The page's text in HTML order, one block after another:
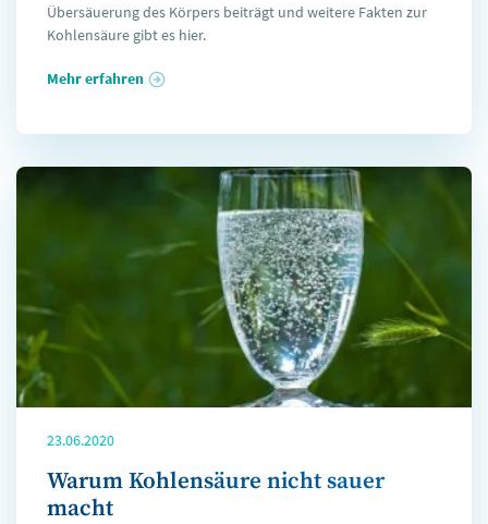
Übersäuerung des Körpers beiträgt und weitere Fakten zur
Kohlensäure gibt es hier.
Mehr erfahren
23.06.2020
Warum Kohlensäure nicht sauer
macht